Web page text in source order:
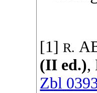
[1]R.
(II ed.),
Zbl